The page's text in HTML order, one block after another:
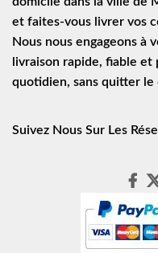
et faites-vous livrer vos
Nous nous engageons à
livraison rapide, fiable et
quotidien, sans quitter
Suivez Nous Sur Les